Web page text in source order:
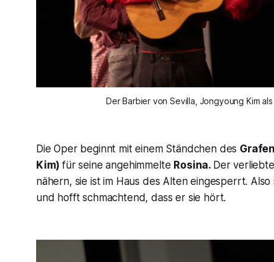
Der Barbier von Sevilla, Jongyoung Kim
Die Oper beginnt mit einem Ständchen des
Kim) für seine angehimmelte Rosina. Der verliebte
nähern, sie ist im Haus des Alten eingesperrt.
und hofft schmachtend, dass er sie hört.